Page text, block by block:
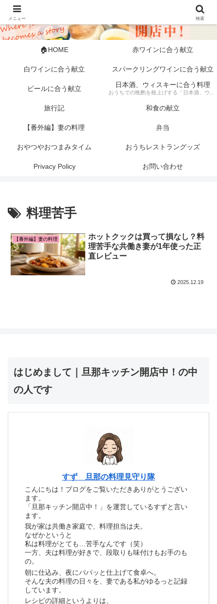
🏠HOME 赤ワインに合う献立
白ワインに合う献立 スパークリングワインに合う献立
ビールに合う献立 日本酒、ウィスキーに合う料理
おうちでの晩酌を格上げする「日本酒、ウィスキーに合う料理」の記録。 芳醇な日本酒やスモーキーなウィスキーにぴったりな、素材にこだわった一皿から手軽な一品まで幅広く紹介します。 「旦那キッチン」が提案する、お酒好きにはたまらない絶品ペアリングで、至福のひとときをどうぞ。
旅行記 和食の献立
【番外編】妻の料理 弁当
おやつやおつまみタイム おうちレストラングッズ
Privacy Policy お問い合わせ
料理苦手
【番外編】妻の料理
ホットクックは買って損なし？料
理苦手な共働き妻が1年使った正
直レビュー
2025.12.19
はじめまして｜旦那キッチン開店中！の中
の人です
すず 旦那の料理見守り隊
こんにちは！ブログをご覧いただきありがとうござい
ます。
「旦那キッチン開店中！」を運営しているすずと言い
ます。
我が家は共働き家庭で、料理担当は夫。
なぜかというと
私は料理がとても…苦手なんです（笑）
一方、夫は料理が好きで、段取りも味付けもお手のも
の。
朝に仕込み、夜にパパッと仕上げて食卓へ。
そんな夫の料理の日々を、妻である私がゆるっと記録
しています。
レシピの詳細というよりは、
メニュー 検索